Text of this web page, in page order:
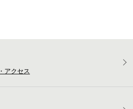
・アクセス